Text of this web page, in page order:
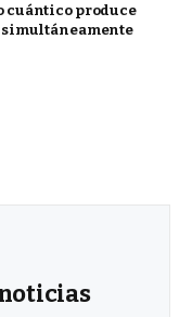
cuántico produce